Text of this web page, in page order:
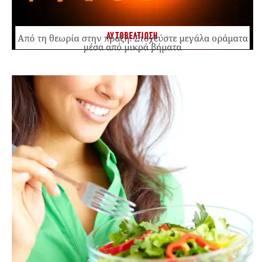
ΑΥΤΟΒΕΛΤΙΩΣΗ
Από τη θεωρία στην πράξη: Στοχεύστε μεγάλα οράματα
μέσα από μικρά βήματα